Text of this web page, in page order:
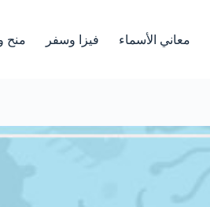
معاني الأسماء فيزا وسفر منح